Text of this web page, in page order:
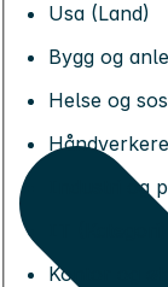
Usa (Land)
Bygg og
Helse og
Industri og
Kontor og